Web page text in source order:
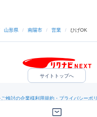
山形県 / 南陽市 / 営業 / ひげOK
サイトトップへ
検討の企業様利用規約・プライバシーポ
（C）Indeed Inc.